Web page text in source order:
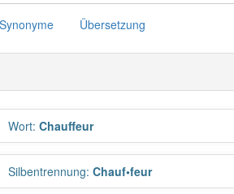
Synonyme Übersetzung
Wort: Chauffeur
Silbentrennung: Chauf•feur